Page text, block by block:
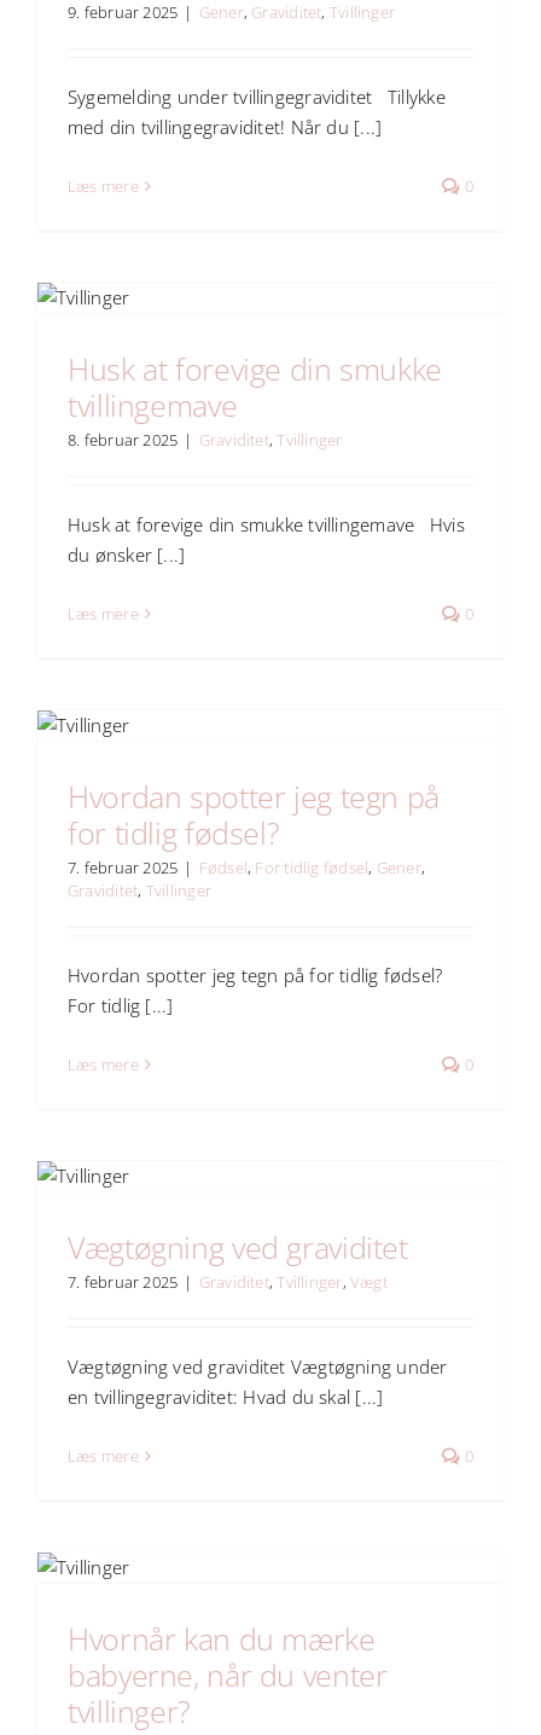
9. februar 2025 | Gener, Graviditet, Tvillinger
Sygemelding under tvillingegraviditet Tillykke
med din tvillingegraviditet! Når du [...]
Læs mere 0
Husk at forevige din smukke
tvillingemave
8. februar 2025 | Graviditet,Tvillinger
Husk at forevige din smukke tvillingemave Hvis
du ønsker [...]
Læs mere 0
Hvordan spotter jeg tegn på
for tidlig fødsel?
7. februar 2025 | Fødsel, For tidlig fødsel, Gener,
Graviditet, Tvillinger
Hvordan spotter jeg tegn på for tidlig fødsel?
For tidlig [...]
Læs mere 0
Vægtøgning ved graviditet
7. februar 2025 | Graviditet,Tvillinger,Vægt
Vægtøgning ved graviditet Vægtøgning under
en tvillingegraviditet: Hvad du skal [...]
Læs mere 0
Hvornår kan du mærke
babyerne, når du venter
tvillinger?